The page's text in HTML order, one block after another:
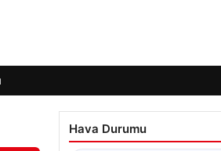
Hava Durumu